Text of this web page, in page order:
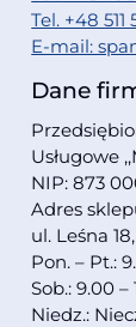
Tel. +48 511
E-mail:
Dane
Usługowe
NIP: 873
Adres
ul. Leśna
Pon. – Pt.:
Sob.: 9.00 –
Niedz.: